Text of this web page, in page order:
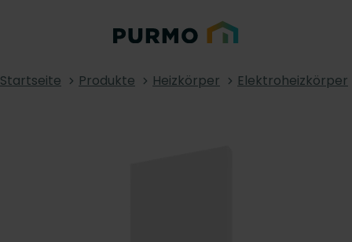
Startseite Produkte Heizkörper Elektroheizkörper